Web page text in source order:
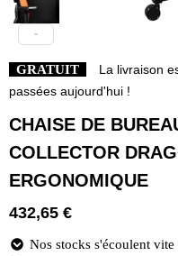
GRATUIT
La livraison
passées aujourd'hui !
CHAISE DE
COLLECTOR
ERGONOMIQUE
432,65 €
Nos stocks s'écoulent vite